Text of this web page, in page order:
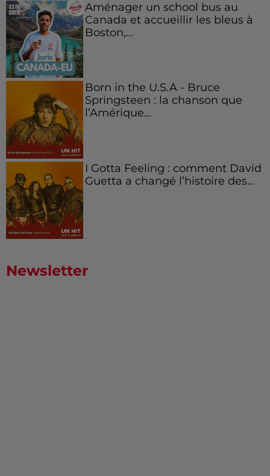
Aménager un school bus au
Canada et accueillir les bleus à
Boston,...
Born in the U.S.A - Bruce
Springsteen : la chanson que
l’Amérique...
I Gotta Feeling : comment David
Guetta a changé l’histoire des...
Newsletter